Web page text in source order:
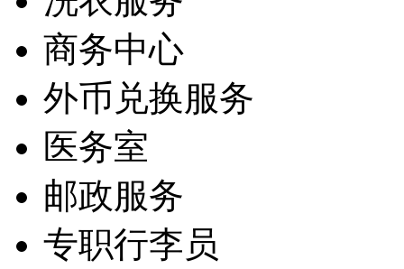
商务中心
外币兑换服务
医务室
邮政服务
专职行李员